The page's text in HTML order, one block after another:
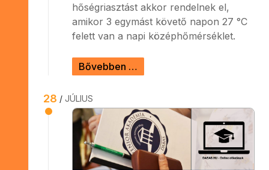
hőségriasztást akkor rendelnek el,
amikor 3 egymást követő napon 27 °C
felett van a napi középhőmérséklet.
Bővebben …
28 JÚLIUS